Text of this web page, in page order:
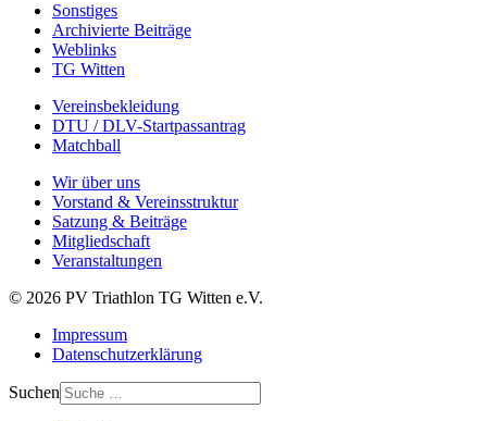
Sonstiges
Archivierte Beiträge
Weblinks
TG Witten
Vereinsbekleidung
DTU / DLV-Startpassantrag
Matchball
Wir über uns
Vorstand & Vereinsstruktur
Satzung & Beiträge
Mitgliedschaft
Veranstaltungen
© 2026 PV Triathlon TG Witten e.V.
Impressum
Datenschutzerklärung
Suchen